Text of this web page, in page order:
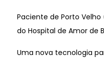
Paciente de Porto
do Hospital de Amor de
Uma nova tecnologia